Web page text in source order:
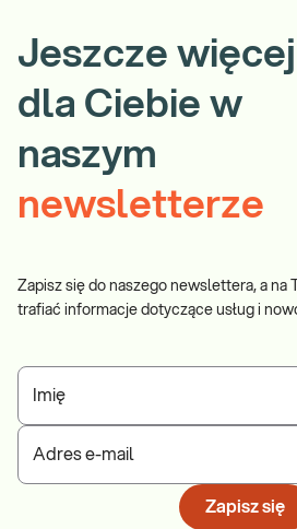
Jeszcze więcej
dla Ciebie w
naszym
newsletterze
Zapisz się do naszego newslettera, a na
trafiać informacje dotyczące usług i
Imię
Adres e-mail
Zapisz się